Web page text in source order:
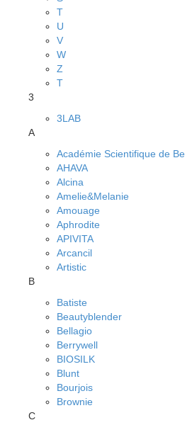
T
U
V
W
Z
Т
3
3LAB
A
Académie Scientifique de Be
AHAVA
Alcina
Amelie&Melanie
Amouage
Aphrodite
APIVITA
Arcancil
Artistic
B
Batiste
Beautyblender
Bellagio
Berrywell
BIOSILK
Blunt
Bourjois
Brownie
C